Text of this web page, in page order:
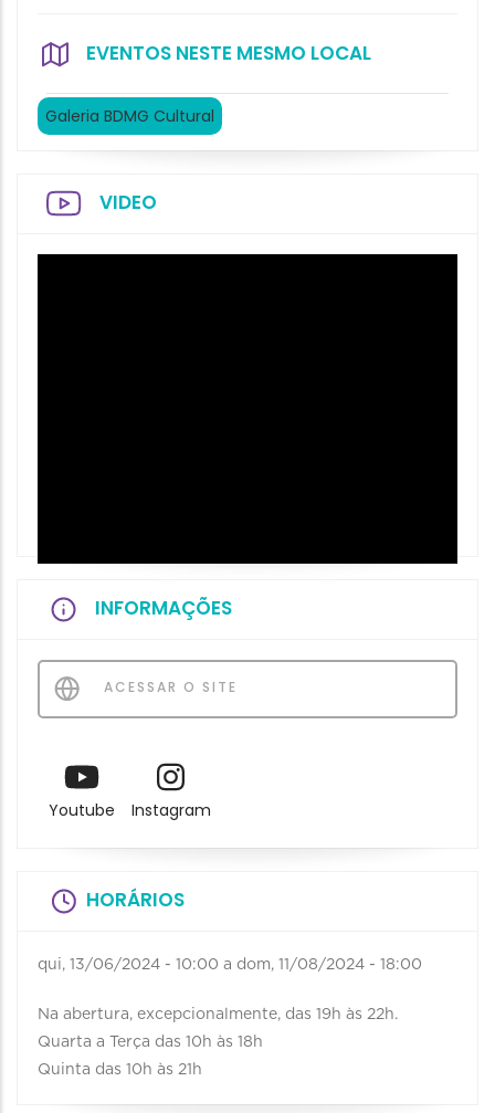
EVENTOS NESTE MESMO LOCAL
Galeria BDMG Cultural
VIDEO
INFORMAÇÕES
ACESSAR O SITE
Youtube Instagram
HORÁRIOS
qui, 13/06/2024 - 10:00 a dom, 11/08/2024 - 18:00
Na abertura, excepcionalmente, das 19h às 22h.
Quarta a Terça das 10h às 18h
Quinta das 10h às 21h